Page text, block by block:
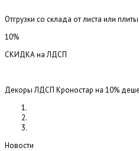
Отгрузки со склада от листа или
10%
СКИДКА на ЛДСП
Декоры ЛДСП Кроностар на 10%
Новости